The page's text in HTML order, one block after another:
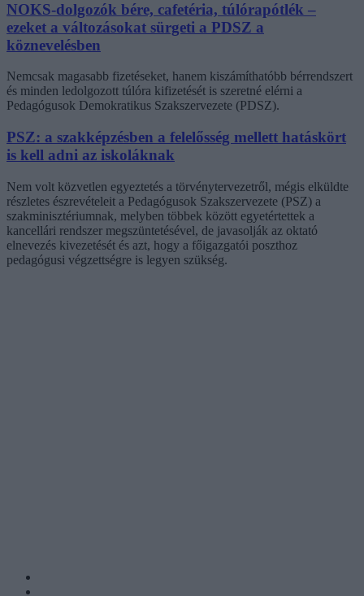
NOKS-dolgozók bére, cafetéria, túlórapótlék –
ezeket a változásokat sürgeti a PDSZ a
köznevelésben
Nemcsak magasabb fizetéseket, hanem kiszámíthatóbb bérrendszert
és minden ledolgozott túlóra kifizetését is szeretné elérni a
Pedagógusok Demokratikus Szakszervezete (PDSZ).
PSZ: a szakképzésben a felelősség mellett hatáskört
is kell adni az iskoláknak
Nem volt közvetlen egyeztetés a törvénytervezetről, mégis elküldte
részletes észrevételeit a Pedagógusok Szakszervezete (PSZ) a
szakminisztériumnak, melyben többek között egyetértettek a
kancellári rendszer megszüntetésével, de javasolják az oktató
elnevezés kivezetését és azt, hogy a főigazgatói poszthoz
pedagógusi végzettségre is legyen szükség.